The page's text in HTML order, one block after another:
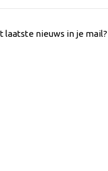
laatste nieuws in je mail?